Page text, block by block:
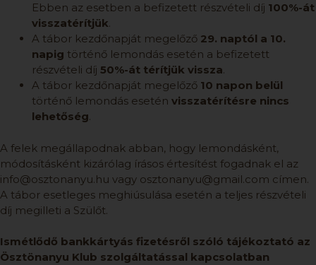
Ebben az esetben a befizetett részvételi díj 100%-át
visszatérítjük.
A tábor kezdőnapját megelőző 29. naptól a 10.
napig történő lemondás esetén a befizetett
részvételi díj 50%-át térítjük vissza.
A tábor kezdőnapját megelőző 10 napon belül
történő lemondás esetén visszatérítésre nincs
lehetőség.
A felek megállapodnak abban, hogy lemondásként,
módosításként kizárólag írásos értesítést fogadnak el az
info@osztonanyu.hu vagy osztonanyu@gmail.com címen.
A tábor esetleges meghiúsulása esetén a teljes részvételi
díj megilleti a Szülőt.
Ismétlődő bankkártyás fizetésről szóló tájékoztató az
Ösztönanyu Klub szolgáltatással kapcsolatban